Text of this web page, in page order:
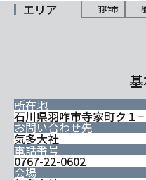
エリア 羽咋市
所在地
石川県羽咋市寺家町ク１
お問い合わせ先
気多大社
電話番号
0767-22-0602
会場